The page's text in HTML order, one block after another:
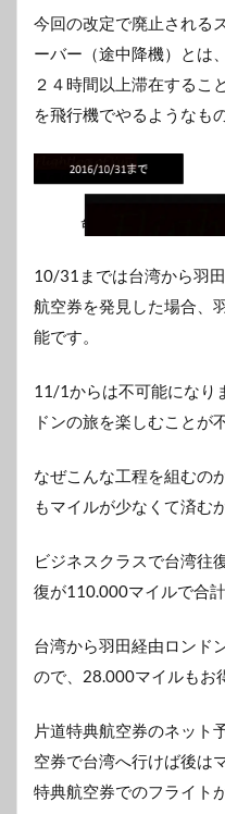
今回の改定で廃止される
ーバー（途中降機）とは
２４時間以上滞在するこ
を飛行機でやるようなも
10/31までは台湾から羽
航空券を発見した場合、
能です。
11/1からは不可能になり
ドンの旅を楽しむことが
なぜこんな工程を組むの
もマイルが少なくて済む
ビジネスクラスで台湾往
復が110.000マイルで合
台湾から羽田経由ロンド
ので、28.000マイルもお
片道特典航空券のネット
空券で台湾へ行けば後は
特典航空券でのフライト